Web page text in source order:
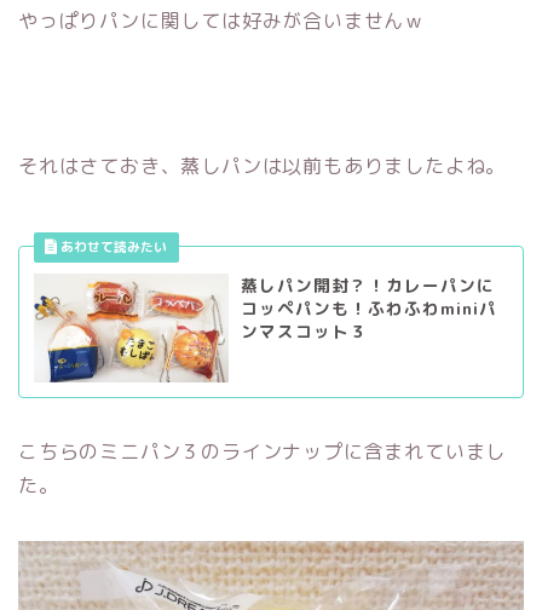
やっぱりパンに関しては好みが合いませんｗ
それはさておき、蒸しパンは以前もありましたよね。
蒸しパン開封？！カレーパンに
コッペパンも！ふわふわminiパ
ンマスコット３
こちらのミニパン３のラインナップに含まれていまし
た。